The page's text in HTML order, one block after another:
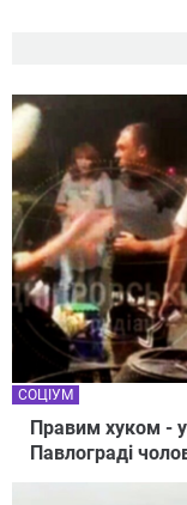
Правим хуком - у
Павлограді
СОЦІУМ